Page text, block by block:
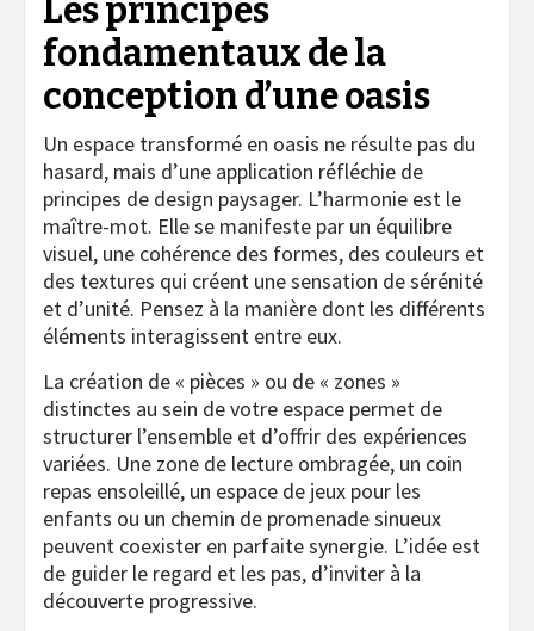
Les principes
fondamentaux de la
conception d’une oasis
Un espace transformé en oasis ne résulte pas du
hasard, mais d’une application réfléchie de
principes de design paysager. L’harmonie est le
maître-mot. Elle se manifeste par un équilibre
visuel, une cohérence des formes, des couleurs et
des textures qui créent une sensation de sérénité
et d’unité. Pensez à la manière dont les différents
éléments interagissent entre eux.
La création de « pièces » ou de « zones »
distinctes au sein de votre espace permet de
structurer l’ensemble et d’offrir des expériences
variées. Une zone de lecture ombragée, un coin
repas ensoleillé, un espace de jeux pour les
enfants ou un chemin de promenade sinueux
peuvent coexister en parfaite synergie. L’idée est
de guider le regard et les pas, d’inviter à la
découverte progressive.